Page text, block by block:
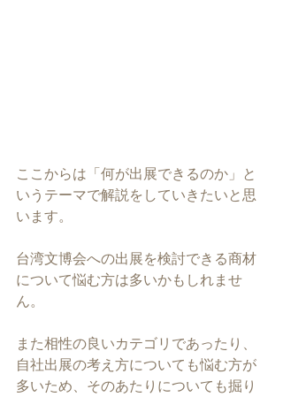
ここからは「何が出展できるのか」と
いうテーマで解説をしていきたいと思
います。
台湾文博会への出展を検討できる商材
について悩む方は多いかもしれませ
ん。
また相性の良いカテゴリであったり、
自社出展の考え方についても悩む方が
多いため、そのあたりについても掘り